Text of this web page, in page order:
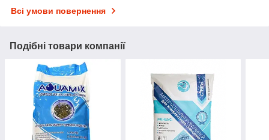
Всі умови повернення
Подібні товари компанії